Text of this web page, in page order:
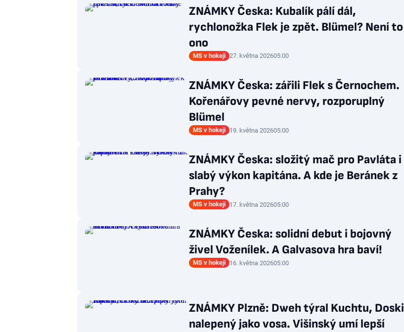
ZNÁMKY Česka: Kubalík pálí dál,
rychlonožka Flek je zpět. Blümel? Není to
ono
MS v hokeji 27. května 202605:00
ZNÁMKY Česka: zářili Flek s Černochem.
Kořenářovy pevné nervy, rozporuplný
Blümel
MS v hokeji 19. května 202605:00
ZNÁMKY Česka: složitý mač pro Pavláta i
slabý výkon kapitána. A kde je Beránek z
Prahy?
MS v hokeji 17. května 202605:00
ZNÁMKY Česka: solidní debut i bojovný
živel Voženílek. A Galvasova hra baví!
MS v hokeji 16. května 202605:00
ZNÁMKY Plzně: Dweh týral Kuchtu, Doski
nalepený jako vosa. Višinský umí lepší